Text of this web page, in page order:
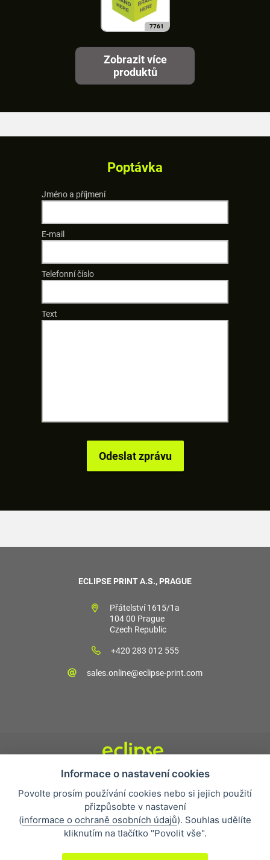
7761
Zobrazit více
produktů
Poptávka
Jméno a příjmení
E-mail
Telefonní číslo
Text
ECLIPSE PRINT A.S., PRAGUE
Přátelství 1615/1a
104 00 Prague
Czech Republic
+420 283 012 555
sales.online@eclipse-print.com
Obchodní podmínky
Nejčastější otázky
Ochrana osobních údajů
O společnosti
Whistleblowing
Informace o nastavení cookies
Povolte prosím používání cookies nebo si jejich použití
přizpůsobte v nastavení
(informace o ochraně osobních údajů). Souhlas udělíte
kliknutím na tlačítko "Povolit vše".